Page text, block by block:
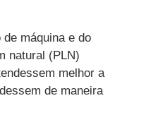
máquina e do
natural (PLN)
melhor a
de maneira